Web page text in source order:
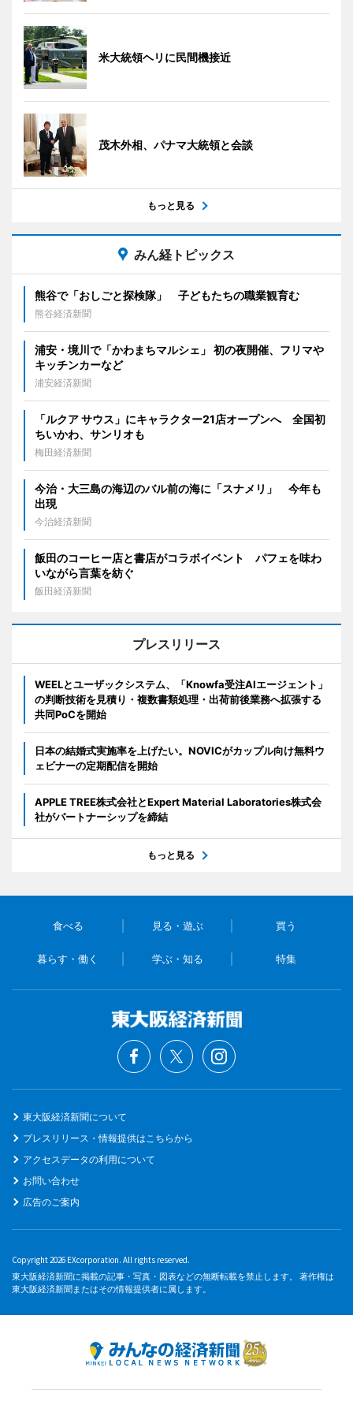
米大統領ヘリに民間機接近
茂木外相、パナマ大統領と会談
もっと見る
みん経トピックス
熊谷で「おしごと探検隊」 子どもたちの職業観育む
熊谷経済新聞
浦安・境川で「かわまちマルシェ」 初の夜開催、フリマや
キッチンカーなど
浦安経済新聞
「ルクア サウス」にキャラクター21店オープンへ 全国初
ちいかわ、サンリオも
梅田経済新聞
今治・大三島の海辺のバル前の海に「スナメリ」 今年も
出現
今治経済新聞
飯田のコーヒー店と書店がコラボイベント パフェを味わ
いながら言葉を紡ぐ
飯田経済新聞
プレスリリース
WEELとユーザックシステム、「Knowfa受注AIエージェント」
の判断技術を見積り・複数書類処理・出荷前後業務へ拡張する
共同PoCを開始
日本の結婚式実施率を上げたい。NOVICがカップル向け無料ウ
ェビナーの定期配信を開始
APPLE TREE株式会社とExpert Material Laboratories株式会
社がパートナーシップを締結
もっと見る
食べる 見る・遊ぶ 買う
暮らす・働く 学ぶ・知る 特集
東大阪経済新聞について
プレスリリース・情報提供はこちらから
アクセスデータの利用について
お問い合わせ
広告のご案内
Copyright 2026 EXcorporation. All rights reserved.
東大阪経済新聞に掲載の記事・写真・図表などの無断転載を禁止します。 著作権は
東大阪経済新聞またはその情報提供者に属します。